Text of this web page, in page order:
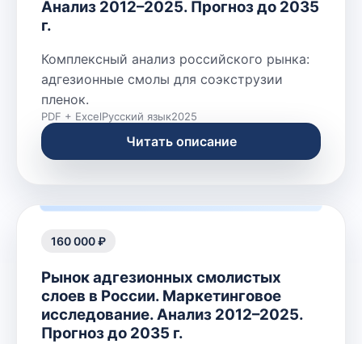
Анализ 2012–2025. Прогноз до 2035
г.
Комплексный анализ российского рынка:
адгезионные смолы для соэкструзии
пленок.
PDF + ExcelРусский язык2025
Читать описание
160 000 ₽
Рынок адгезионных смолистых
слоев в России. Маркетинговое
исследование. Анализ 2012–2025.
Прогноз до 2035 г.